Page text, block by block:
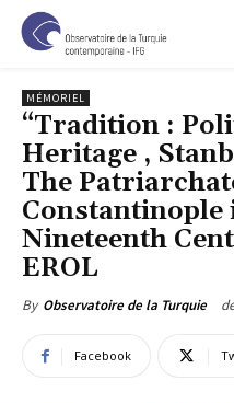
MÉMORIEL
“Tradition :
Heritage ,
The
Constantinople
Nineteenth
EROL
By Observatoire de la Turquie
Facebook